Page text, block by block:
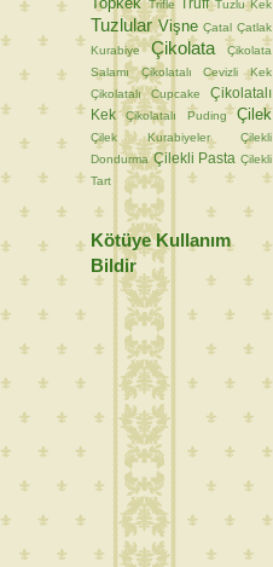
Trifle Truff Tuzlu Kek
Tuzlular Vişne Çatal Çatlak
Kurabiye
Çikolata
Çikolata
Salamı
Çikolatalı Cevizli Kek
Çikolatalı Cupcake
Çikolatalı
Kek
Çikolatalı Puding Çilek
Çilek Kurabiyeler
Çilekli
Dondurma Çilekli Pasta Çilekli
Tart
Kötüye Kullanım
Bildir